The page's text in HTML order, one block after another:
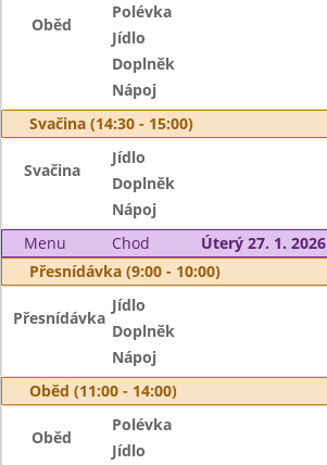
Oběd
Polévka
Jídlo
Doplněk
Nápoj
Svačina (14:30 - 15:00)
Svačina
Jídlo
Doplněk
Nápoj
Menu
Chod
Úterý 27. 1. 2026
Přesnídávka (9:00 - 10:00)
Přesnídávka
Jídlo
Doplněk
Nápoj
Oběd (11:00 - 14:00)
Oběd
Polévka
Jídlo